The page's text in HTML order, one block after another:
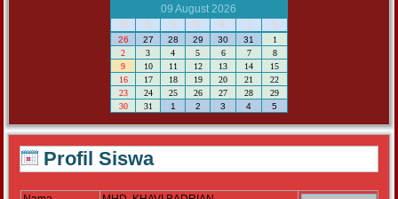
09 August 2026
M
S S R K J S
26 27 28 29 30 31
1
2
3 4 5 6 7
8
9
10 11 12 13 14
15
16
17 18 19 20 21
22
23
24 25 26 27 28
29
30
31 1 2 3 4 5
Profil Siswa